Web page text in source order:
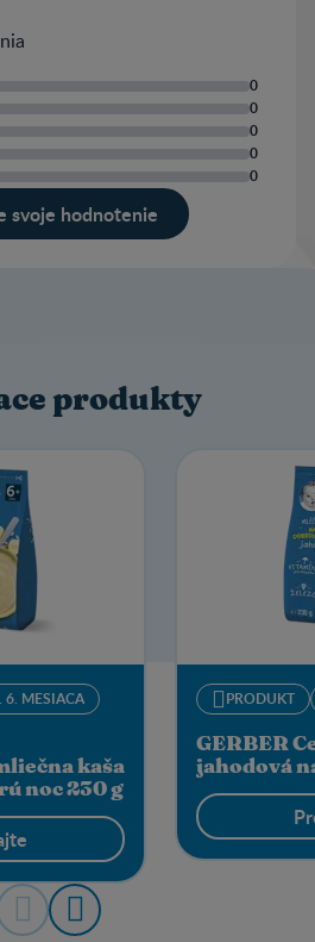
0
0
0
0
0
svoje hodnotenie
produkty
6. MESIACA
kaša
noc 230 g
PRODUKT
GERBER
jahodová